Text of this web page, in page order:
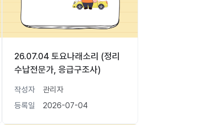
26.07.04 토요나래소리 (정리
수납전문가, 응급구조사)
작성자
관리자
등록일
2026-07-04